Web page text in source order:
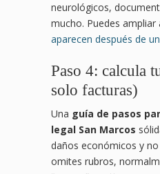
neurológicos,
mucho. Puedes ampliar
aparecen después de
Paso 4: calcula
solo facturas)
Una guía de pasos
legal San Marcos
daños económicos y
omites rubros,